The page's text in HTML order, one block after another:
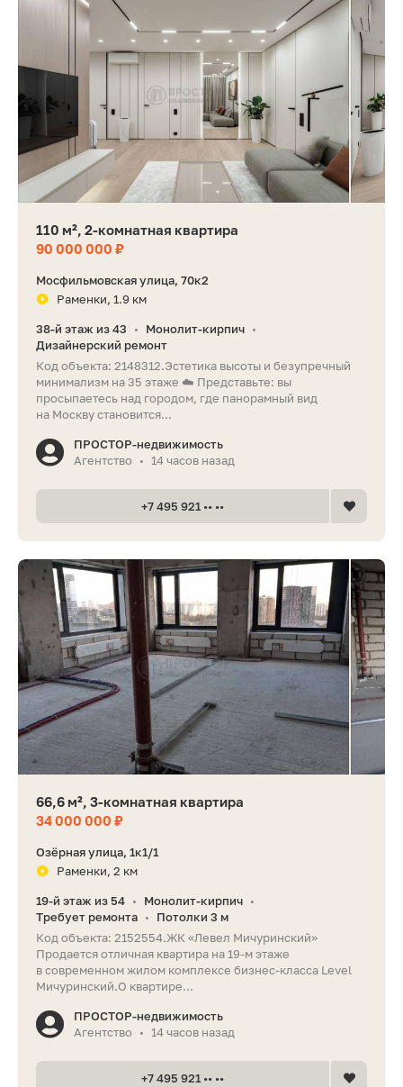
110 м², 2-комнатная квартира
90 000 000 ₽
Мосфильмовская улица, 70к2
Раменки, 1.9 км
38-й этаж из 43 • Монолит-кирпич •
Дизайнерский ремонт
Код объекта: 2148312.Эстетика высоты и безупречный
минимализм на 35 этаже ☁️ Представьте: вы
просыпаетесь над городом, где панорамный вид
на Москву становится...
ПРОСТОР-недвижимость
Агентство
• 14 часов назад
+7 495 921 •• ••
66,6 м², 3-комнатная квартира
34 000 000 ₽
Озёрная улица, 1к1/1
Раменки, 2 км
19-й этаж из 54 • Монолит-кирпич •
Требует ремонта •
Потолки 3 м
Код объекта: 2152554.ЖК «Левел Мичуринский»
Продается отличная квартира на 19-м этаже
в современном жилом комплексе бизнес-класса Level
Мичуринский.О квартире...
ПРОСТОР-недвижимость
Агентство
• 14 часов назад
+7 495 921 •• ••